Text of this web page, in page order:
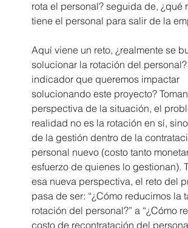
rota el personal? seguida de, ¿qué
tiene el personal para salir de la
Aquí viene un reto, ¿realmente se
solucionar la rotación del
indicador que queremos impactar
solucionando este proyecto?
perspectiva de la situación, el
realidad no es la rotación en sí,
de la gestión dentro de la
personal nuevo (costo tanto
esfuerzo de quienes lo gestionan).
esa nueva perspectiva, el reto del
pasa de ser: “¿Cómo reducimos la
rotación del personal?” a “¿Cómo
costo de recontratación del